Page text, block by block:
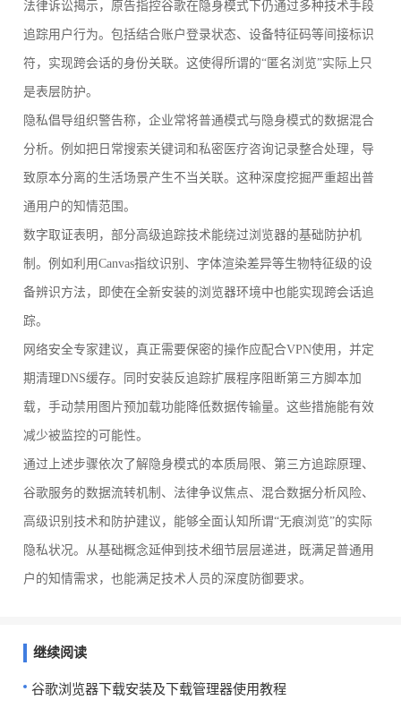
法律诉讼揭示，原告指控谷歌在隐身模式下仍通过多种技术手段
追踪用户行为。包括结合账户登录状态、设备特征码等间接标识
符，实现跨会话的身份关联。这使得所谓的“匿名浏览”实际上只
是表层防护。
隐私倡导组织警告称，企业常将普通模式与隐身模式的数据混合
分析。例如把日常搜索关键词和私密医疗咨询记录整合处理，导
致原本分离的生活场景产生不当关联。这种深度挖掘严重超出普
通用户的知情范围。
数字取证表明，部分高级追踪技术能绕过浏览器的基础防护机
制。例如利用Canvas指纹识别、字体渲染差异等生物特征级的设
备辨识方法，即使在全新安装的浏览器环境中也能实现跨会话追
踪。
网络安全专家建议，真正需要保密的操作应配合VPN使用，并定
期清理DNS缓存。同时安装反追踪扩展程序阻断第三方脚本加
载，手动禁用图片预加载功能降低数据传输量。这些措施能有效
减少被监控的可能性。
通过上述步骤依次了解隐身模式的本质局限、第三方追踪原理、
谷歌服务的数据流转机制、法律争议焦点、混合数据分析风险、
高级识别技术和防护建议，能够全面认知所谓“无痕浏览”的实际
隐私状况。从基础概念延伸到技术细节层层递进，既满足普通用
户的知情需求，也能满足技术人员的深度防御要求。
继续阅读
谷歌浏览器下载安装及下载管理器使用教程